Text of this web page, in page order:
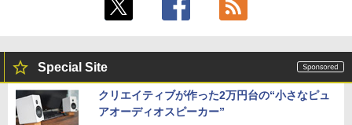
Special Site
クリエイティブが作った2万円台の“小さなピュ
アオーディオスピーカー”